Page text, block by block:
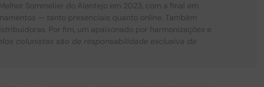
Sommelier do Alentejo em 2023, com a final em
— tanto presenciais quanto online. Também
Por fim, um apaixonado por harmonizações e
colunistas são de responsabilidade exclusiva de